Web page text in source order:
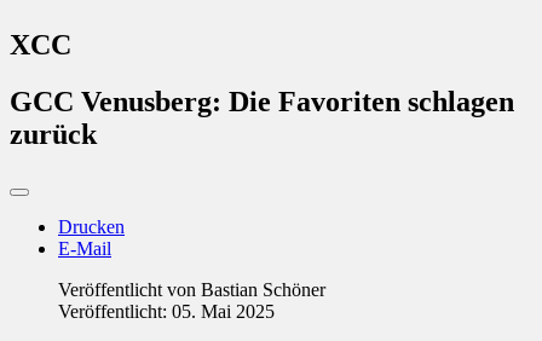
XCC
GCC Venusberg: Die Favoriten schlagen
zurück
Drucken
E-Mail
Veröffentlicht von Bastian Schöner
Veröffentlicht: 05. Mai 2025